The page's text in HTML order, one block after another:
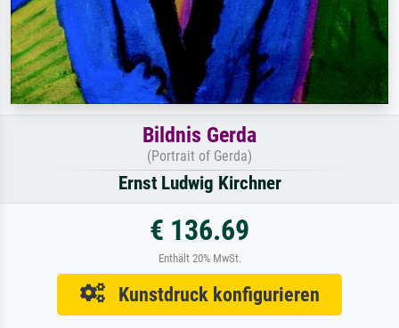
Bildnis Gerda
(Portrait of Gerda)
Ernst Ludwig Kirchner
€ 136.69
Enthält 20% MwSt.
Kunstdruck konfigurieren